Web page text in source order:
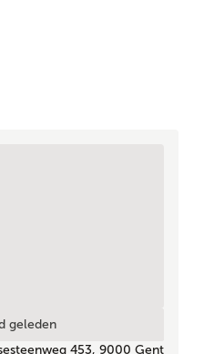
geleden
453, 9000 Gent